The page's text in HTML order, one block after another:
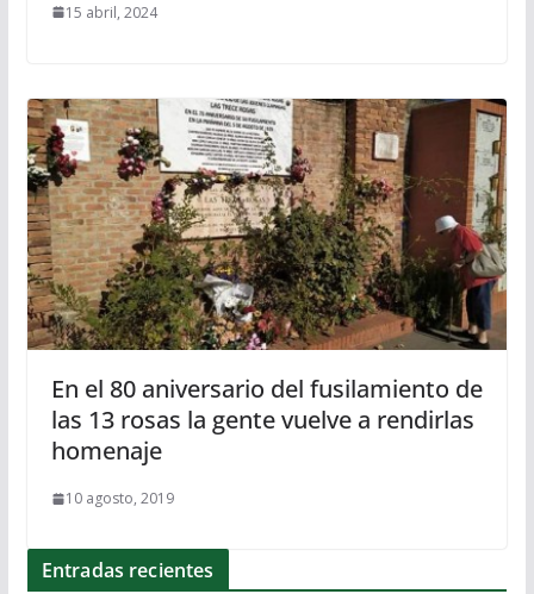
15 abril, 2024
En el 80 aniversario del fusilamiento de
las 13 rosas la gente vuelve a rendirlas
homenaje
10 agosto, 2019
Entradas recientes